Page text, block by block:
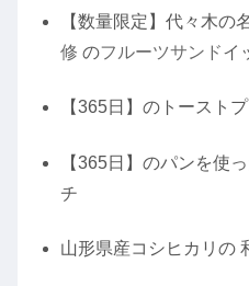
【数量限定】代々木の
修 のフルーツサンドイ
【365日】のトースト
【365日】のパンを使
チ
山形県産コシヒカリの